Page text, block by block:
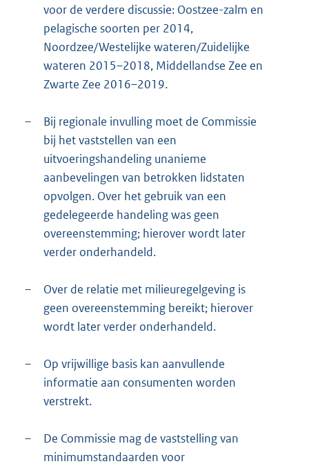
voor de verdere discussie: Oostzee-zalm en
pelagische soorten per 2014,
Noordzee/Westelijke wateren/Zuidelijke
wateren 2015–2018, Middellandse Zee en
Zwarte Zee 2016–2019.
–
Bij regionale invulling moet de Commissie
bij het vaststellen van een
uitvoeringshandeling unanieme
aanbevelingen van betrokken lidstaten
opvolgen. Over het gebruik van een
gedelegeerde handeling was geen
overeenstemming; hierover wordt later
verder onderhandeld.
–
Over de relatie met milieuregelgeving is
geen overeenstemming bereikt; hierover
wordt later verder onderhandeld.
–
Op vrijwillige basis kan aanvullende
informatie aan consumenten worden
verstrekt.
–
De Commissie mag de vaststelling van
minimumstandaarden voor